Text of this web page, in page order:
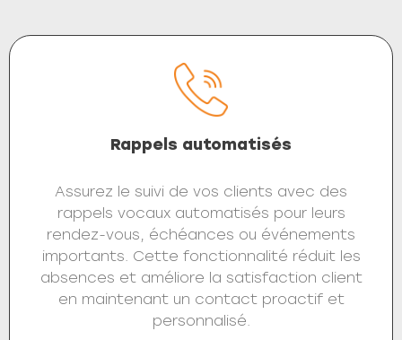
Rappels automatisés
Assurez le suivi de vos clients avec des
rappels vocaux automatisés pour leurs
rendez-vous, échéances ou événements
importants. Cette fonctionnalité réduit les
absences et améliore la satisfaction client
en maintenant un contact proactif et
personnalisé.